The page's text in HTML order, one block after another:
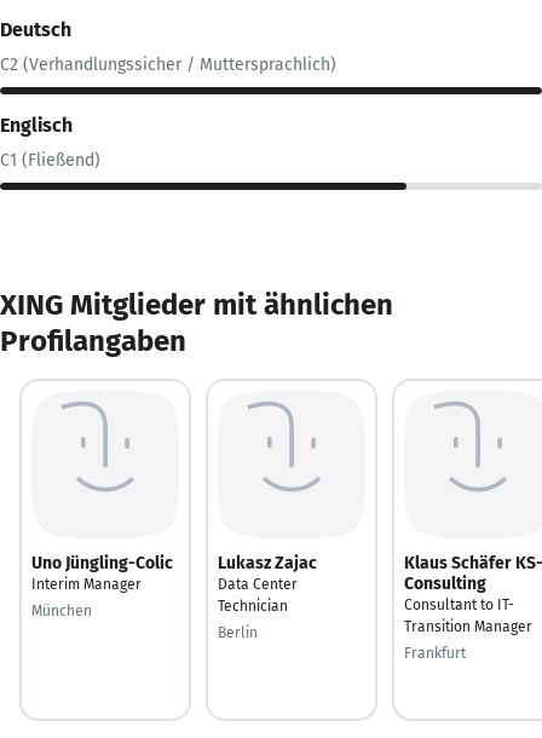
Deutsch
C2 (Verhandlungssicher / Muttersprachlich)
Englisch
C1 (Fließend)
XING Mitglieder mit ähnlichen
Profilangaben
Uno Jüngling-Colic
Interim Manager
München
Lukasz Zajac
Data Center
Technician
Berlin
Klaus Schäfer KS-
Consulting
Consultant to IT-
Transition Manager
Frankfurt